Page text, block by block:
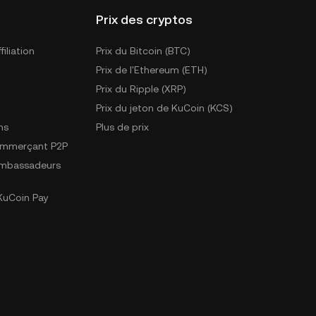
P2P
Pay
Prix des cryptos
Prix du Bitcoin (BTC)
Prix de l'Ethereum (ETH)
Prix du Ripple (XRP)
Prix du jeton de KuCoin (KCS)
Plus de prix